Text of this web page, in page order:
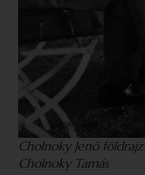
Cholnoky Jenő
Cholnoky Tamás